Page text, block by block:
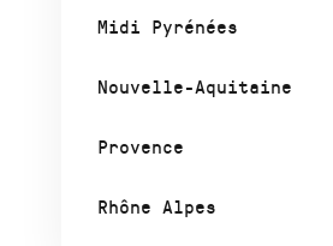
Midi Pyrénées
Nouvelle-Aquitaine
Provence
Rhône Alpes